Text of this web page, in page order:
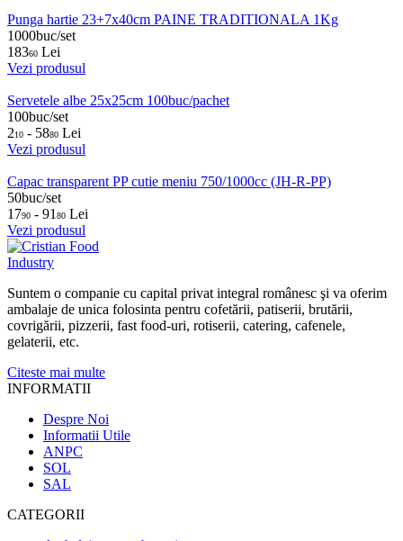
Punga hartie 23+7x40cm PAINE TRADITIONALA 1Kg
1000buc/set
18360 Lei
Vezi produsul
Servetele albe 25x25cm 100buc/pachet
100buc/set
210 - 5880 Lei
Vezi produsul
Capac transparent PP cutie meniu 750/1000cc (JH-R-PP)
50buc/set
1790 - 91 80 Lei
Vezi produsul
Suntem o companie cu capital privat integral românesc şi va oferim
ambalaje de unica folosinta pentru cofetării, patiserii, brutării,
covrigării, pizzerii, fast food-uri, rotiserii, catering, cafenele,
gelaterii, etc.
Citeste mai multe
INFORMATII
Despre Noi
Informatii Utile
ANPC
SOL
SAL
CATEGORII